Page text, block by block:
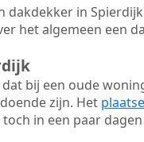
dakdekker in
het algemeen een
bij een oude
zijn. Het
in een paar